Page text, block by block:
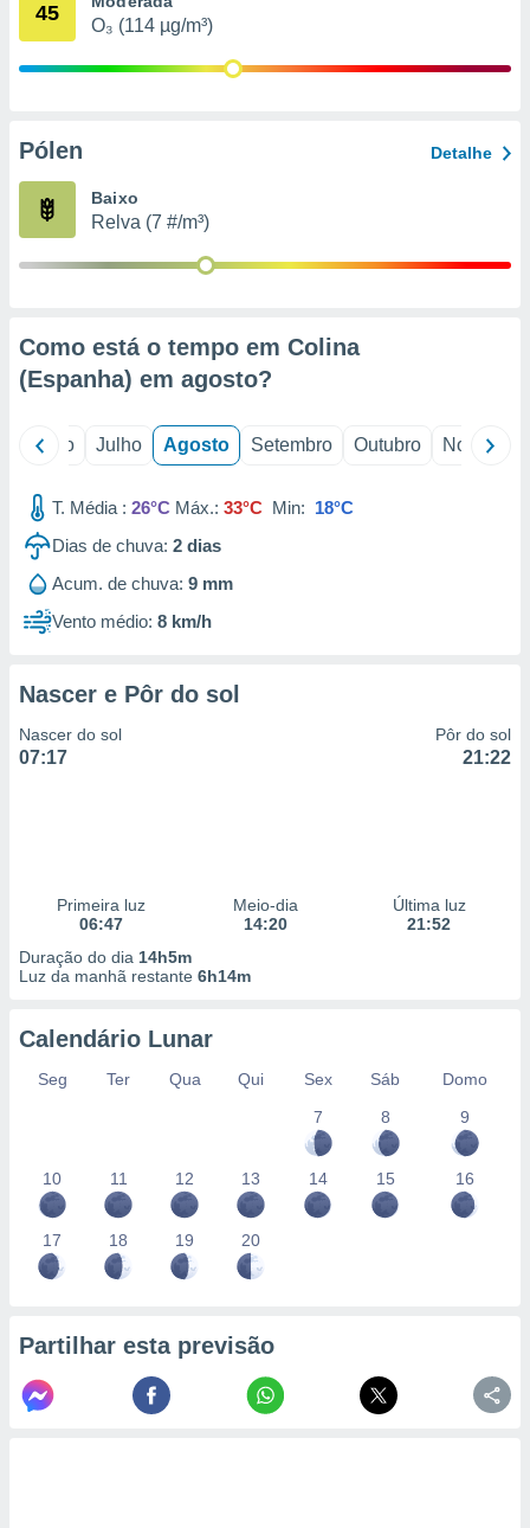
estudos
1199
45
O₃ (114 µg/m³)
Pólen Detalhe
Baixo
Relva (7 #/m³)
Como está o tempo em Colina
(Espanha) em agosto?
Junho Julho Agosto Setembro Outubro Novembro
T. Média : 26°C Máx.: 33°C Min: 18°C
Dias de chuva: 2 dias
Acum. de chuva: 9 mm
Vento médio: 8 km/h
Nascer e Pôr do sol
Nascer do sol
07:17
Pôr do sol
21:22
Primeira luz
06:47
Meio-dia
14:20
Última luz
21:52
Duração do dia 14h5m
Luz da manhã restante 6h14m
Calendário Lunar
Seg Ter Qua Qui Sex Sáb
Domo
7
8 9
10 11 12 13 14 15 16
17 18 19 20
Partilhar esta previsão